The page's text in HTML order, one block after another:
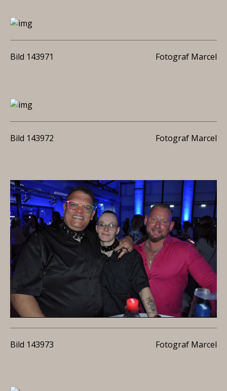
Bild 143971 Fotograf Marcel
Bild 143972 Fotograf Marcel
Bild 143973 Fotograf Marcel